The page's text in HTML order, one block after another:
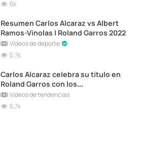
6k
Resumen Carlos Alcaraz vs Albert
Ramos-Vinolas | Roland Garros 2022
Vídeos de deporte
5,7k
Carlos Alcaraz celebra su título en
Roland Garros con los
recogepelotas
Vídeos de tendencias
6,7k